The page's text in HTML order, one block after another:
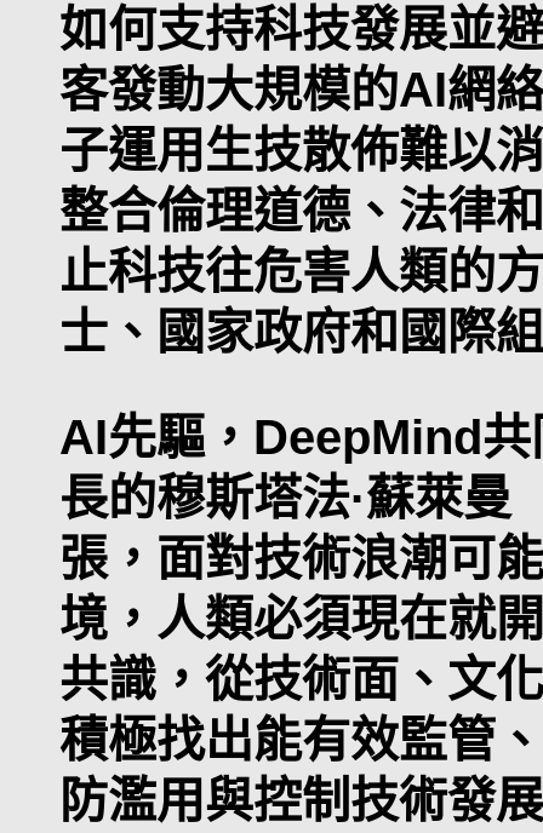
如何支持科技發展並
客發動大規模的AI網
子運用生技散佈難以
整合倫理道德、法律
止科技往危害人類的
士、國家政府和國際
AI先驅，DeepMind
長的穆斯塔法·蘇萊
張，面對技術浪潮可
境，人類必須現在就
共識，從技術面、文
積極找出能有效監管
防濫用與控制技術發